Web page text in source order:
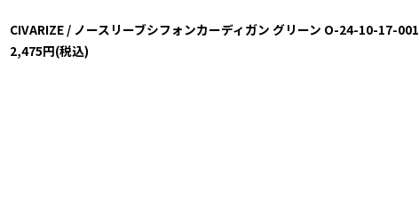
CIVARIZE / ノースリーブシフォンカーディガン グリーン O-24-10-17-
2,475円(税込)